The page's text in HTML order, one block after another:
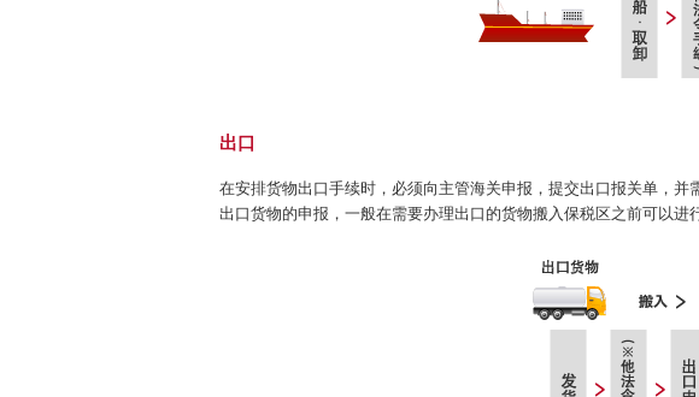
出口
在安排货物出口手续时，必须向主管海关申报，提交出口报关单，并
出口货物的申报，一般在需要办理出口的货物搬入保税区之前可以